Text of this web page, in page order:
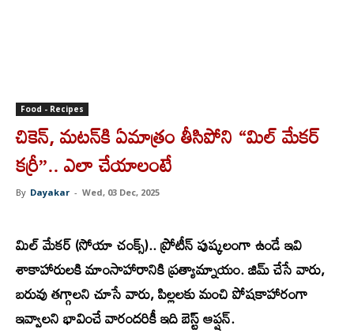
Food - Recipes
చికెన్, మటన్‌కి ఏమాత్రం తీసిపోని “మిల్ మేకర్
కర్రీ”.. ఎలా చేయాలంటే
By Dayakar - Wed, 03 Dec, 2025
మిల్‌ మేకర్ (సోయా చంక్స్).. ప్రోటీన్ పుష్కలంగా ఉండే ఇవి
శాకాహారులకి మాంసాహారానికి ప్రత్యామ్నాయం. జిమ్ చేసే వారు,
బరువు తగ్గాలని చూసే వారు, పిల్లలకు మంచి పోషకాహారంగా
ఇవ్వాలని భావించే వారందరికీ ఇది బెస్ట్ ఆప్షన్.